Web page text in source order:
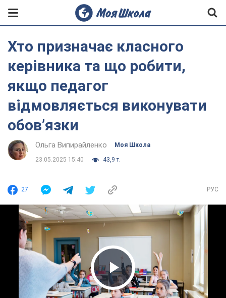
Хто призначає класного
керівника та що робити,
якщо педагог
відмовляється виконувати
обовʼязки
Ольга Випирайленко Моя Школа
23.05.2025 15:40 43,9 т.
27 РУС
Play Video